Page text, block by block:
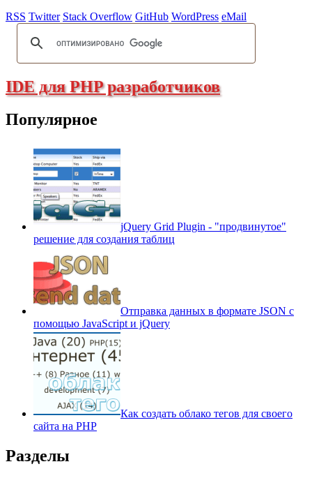
RSS Twitter Stack Overflow GitHub WordPress eMail
IDE для PHP разработчиков
Популярное
jQuery Grid Plugin - "продвинутое"
решение для создания таблиц
Отправка данных в формате JSON с
помощью JavaScript и jQuery
Как создать облако тегов для своего
сайта на PHP
Разделы